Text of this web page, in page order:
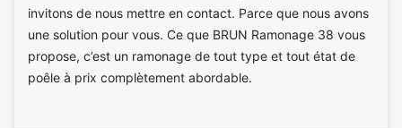
invitons de nous mettre en contact. Parce que nous avons
une solution pour vous. Ce que BRUN Ramonage 38 vous
propose, c’est un ramonage de tout type et tout état de
poêle à prix complètement abordable.